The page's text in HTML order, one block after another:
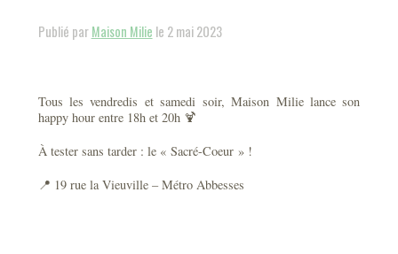
Publié parMaison Milie le 2 mai 2023
Tous les vendredis et samedi soir, Maison Milie lance son
happy hour entre 18h et 20h 🍹
À tester sans tarder : le « Sacré-Coeur » !
📍 19 rue la Vieuville – Métro Abbesses